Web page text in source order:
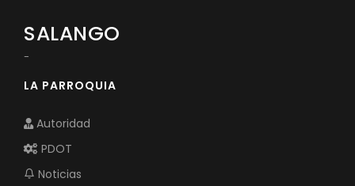
SALANGO
-
LA PARROQUIA
Autoridad
PDOT
Noticias